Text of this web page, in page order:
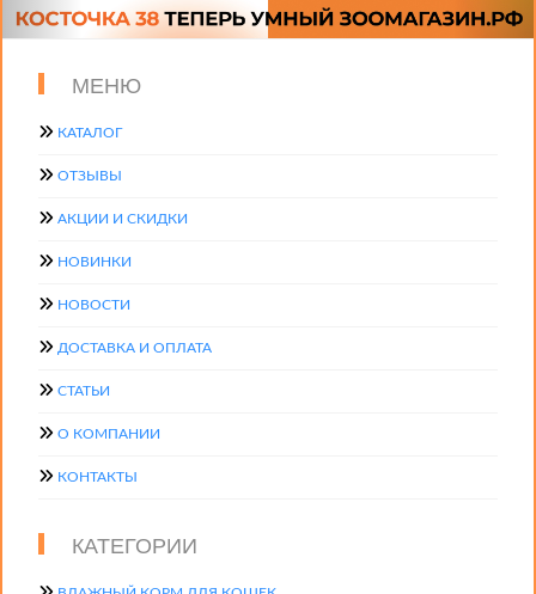
МЕНЮ
КАТАЛОГ
ОТЗЫВЫ
АКЦИИ И СКИДКИ
НОВИНКИ
НОВОСТИ
ДОСТАВКА И ОПЛАТА
СТАТЬИ
О КОМПАНИИ
КОНТАКТЫ
КАТЕГОРИИ